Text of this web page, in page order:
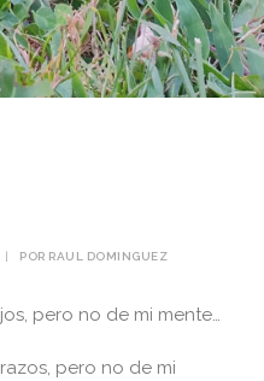
| POR RAUL DOMINGUEZ
pero no de mi mente…
pero no de mi